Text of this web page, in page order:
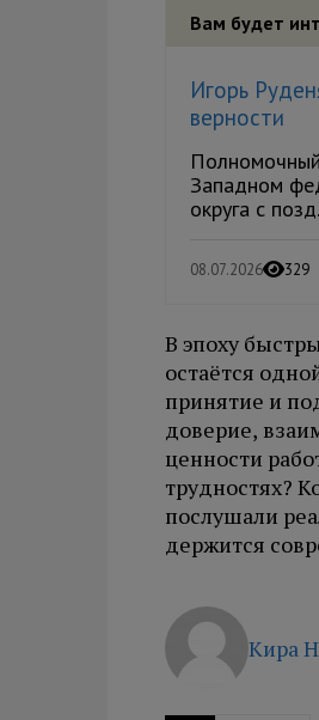
Вам будет
Игорь
верности
Западном
округа с
08.07.2026 329
В эпоху
остаётся
принятие и
доверие,
ценности
трудностях?
послушали
держится
Кира